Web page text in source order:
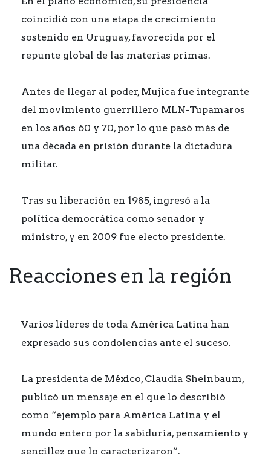
coincidió con una etapa de crecimiento
sostenido en Uruguay, favorecida por el
repunte global de las materias primas.
Antes de llegar al poder, Mujica fue integrante
del movimiento guerrillero MLN-Tupamaros
en los años 60 y 70, por lo que pasó más de
una década en prisión durante la dictadura
militar.
Tras su liberación en 1985, ingresó a la
política democrática como senador y
ministro, y en 2009 fue electo presidente.
Reacciones en la región
Varios líderes de toda América Latina han
expresado sus condolencias ante el suceso.
La presidenta de México, Claudia Sheinbaum,
publicó un mensaje en el que lo describió
como “ejemplo para América Latina y el
mundo entero por la sabiduría, pensamiento y
sencillez que lo caracterizaron”.